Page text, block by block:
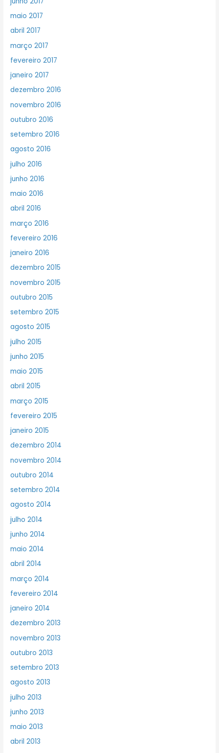
maio 2017
abril 2017
março 2017
fevereiro 2017
janeiro 2017
dezembro 2016
novembro 2016
outubro 2016
setembro 2016
agosto 2016
julho 2016
junho 2016
maio 2016
abril 2016
março 2016
fevereiro 2016
janeiro 2016
dezembro 2015
novembro 2015
outubro 2015
setembro 2015
agosto 2015
julho 2015
junho 2015
maio 2015
abril 2015
março 2015
fevereiro 2015
janeiro 2015
dezembro 2014
novembro 2014
outubro 2014
setembro 2014
agosto 2014
julho 2014
junho 2014
maio 2014
abril 2014
março 2014
fevereiro 2014
janeiro 2014
dezembro 2013
novembro 2013
outubro 2013
setembro 2013
agosto 2013
julho 2013
junho 2013
maio 2013
abril 2013